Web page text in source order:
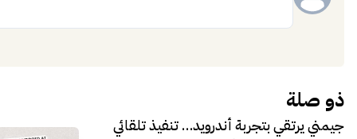
ذو صلة
جيمني يرتقي بتجربة أندرويد… تنفيذ تلقائي